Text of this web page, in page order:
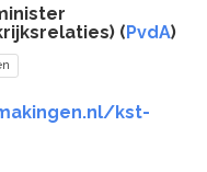
(PvdA)
kst-